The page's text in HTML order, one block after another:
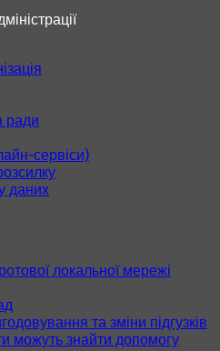
ради
сервіси)
даних
локальної мережі
та зміни підгузків
можуть знайти допомогу